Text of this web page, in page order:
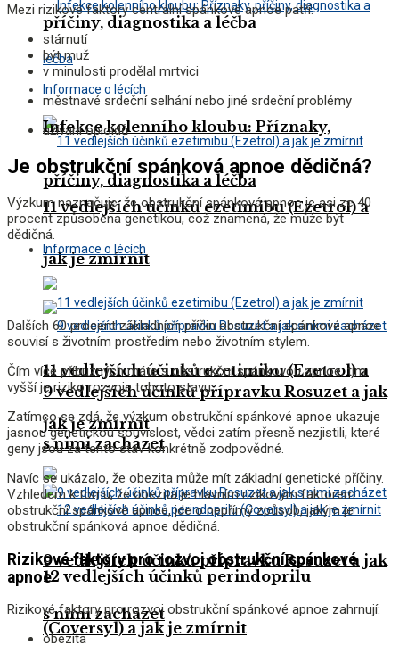
příčiny, diagnostika a léčba
Informace o lécích
11 vedlejších účinků ezetimibu (Ezetrol) a
jak je zmírnit
9 vedlejších účinků přípravku Rosuzet a jak
s nimi zacházet
12 vedlejších účinků perindoprilu
(Coversyl) a jak je zmírnit
Infekce kolenního kloubu: Příznaky,
příčiny, diagnostika a léčba
Informace o lécích
11 vedlejších účinků ezetimibu (Ezetrol) a
jak je zmírnit
9 vedlejších účinků přípravku Rosuzet a jak
s nimi zacházet
Mezi rizikové faktory centrální spánkové apnoe patří:
stárnutí
být muž
v minulosti prodělal mrtvici
městnavé srdeční selhání nebo jiné srdeční problémy
užívání opioidů
Je obstrukční spánková apnoe dědičná?
Výzkum naznačuje, že obstrukční spánková apnoe je asi ze 40
procent způsobena genetikou, což znamená, že může být
dědičná.
Dalších 60 procent základních příčin obstrukční spánkové apnoe
souvisí s životním prostředím nebo životním stylem.
Čím více příbuzných máte s obstrukční spánkovou apnoe, tím
vyšší je riziko rozvoje tohoto stavu.
Zatímco se zdá, že výzkum obstrukční spánkové apnoe ukazuje
jasnou genetickou souvislost, vědci zatím přesně nezjistili, které
geny jsou za tento stav konkrétně zodpovědné.
Navíc se ukázalo, že obezita může mít základní genetické příčiny.
Vzhledem k tomu, že obezita je hlavním rizikovým faktorem
obstrukční spánkové apnoe, jde o nepřímý způsob, jakým je
obstrukční spánková apnoe dědičná.
Rizikové faktory pro rozvoj obstrukční spánkové
apnoe
Rizikové faktory pro rozvoj obstrukční spánkové apnoe zahrnují:
obezita